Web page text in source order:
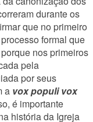
durante os
que no primeiro
formal que
nos primeiros
pela
por seus
a vox populi vox
é importante
história da Igreja